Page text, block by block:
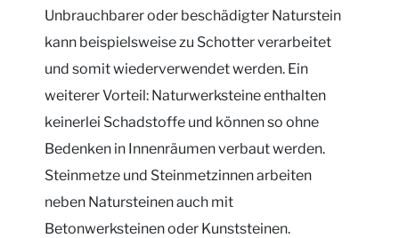
Unbrauchbarer oder beschädigter Naturstein
kann beispielsweise zu Schotter verarbeitet
und somit wiederverwendet werden. Ein
weiterer Vorteil: Naturwerksteine enthalten
keinerlei Schadstoffe und können so ohne
Bedenken in Innenräumen verbaut werden.
Steinmetze und Steinmetzinnen arbeiten
neben Natursteinen auch mit
Betonwerksteinen oder Kunststeinen.